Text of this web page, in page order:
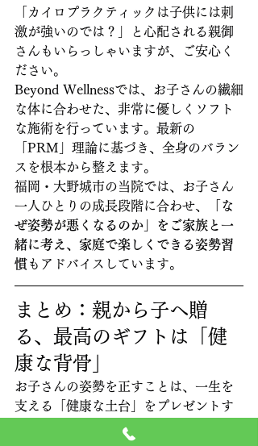
「カイロプラクティックは子供には刺
激が強いのでは？」と心配される親御
さんもいらっしゃいますが、ご安心く
ださい。
Beyond Wellnessでは、お子さんの繊細
な体に合わせた、非常に優しくソフト
な施術を行っています。最新の
「PRM」理論に基づき、全身のバラン
スを根本から整えます。
福岡・大野城市の当院では、お子さん
一人ひとりの成長段階に合わせ、
「な
ぜ姿勢が悪くなるのか」をご家族と一
緒に考え、家庭で楽しくできる姿勢習
慣もアドバイスしています。
まとめ：親から子へ贈
る、最高のギフトは「健
康な背骨」
お子さんの姿勢を正すことは、一生を
支える「健康な土台」をプレゼントす
ることと同じです。